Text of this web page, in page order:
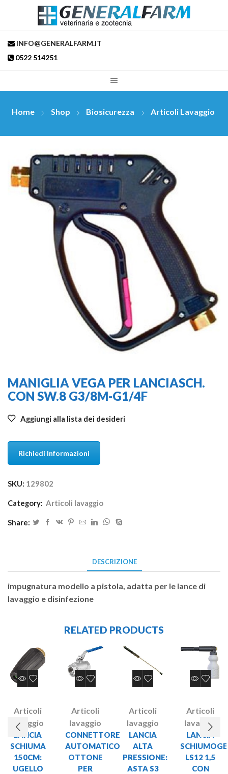
INFO@GENERALFARM.IT
0522 514251
Home Shop Biosicurezza Articoli Lavaggio
MANIGLIA VEGA PER LANCIASCH.
CON SW.8 G3/8M-G1/4F
Aggiungi alla lista dei desideri
Richiedi Informazioni
SKU: 129802
Category: Articoli lavaggio
Share:
DESCRIZIONE
impugnatura modello a pistola, adatta per le lance di
lavaggio e disinfezione
RELATED PRODUCTS
Articoli
lavaggio
LANCIA
SCHIUMA
150CM:
UGELLO
Articoli
lavaggio
CONNETTORE
AUTOMATICO
OTTONE
PER
Articoli
lavaggio
LANCIA
ALTA
PRESSIONE:
ASTA S3
Articoli
lavaggio
LANCIA
LS12 1,5
CON